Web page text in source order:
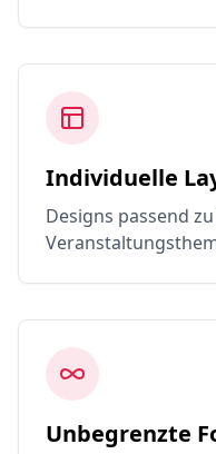
Individuelle
Designs passend
Unbegrenzte